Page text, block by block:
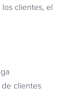
clientes, el
clientes